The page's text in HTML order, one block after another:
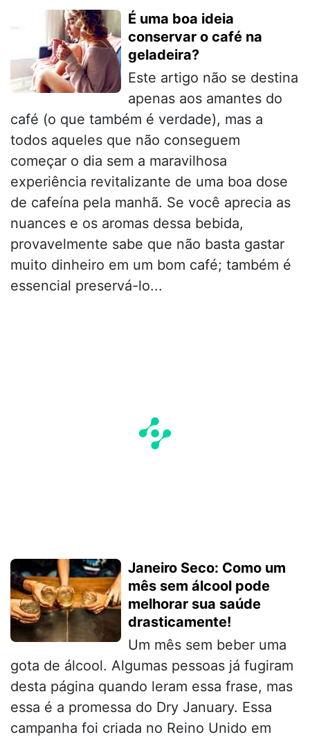
É uma boa ideia
conservar o café na
geladeira?
Este artigo não se destina
apenas aos amantes do
café (o que também é verdade), mas a
todos aqueles que não conseguem
começar o dia sem a maravilhosa
experiência revitalizante de uma boa dose
de cafeína pela manhã. Se você aprecia as
nuances e os aromas dessa bebida,
provavelmente sabe que não basta gastar
muito dinheiro em um bom café; também é
essencial preservá-lo...
Janeiro Seco: Como um
mês sem álcool pode
melhorar sua saúde
drasticamente!
Um mês sem beber uma
gota de álcool. Algumas pessoas já fugiram
desta página quando leram essa frase, mas
essa é a promessa do Dry January. Essa
campanha foi criada no Reino Unido em